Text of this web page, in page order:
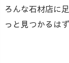
ろんな石材店に
っと見つかるはず